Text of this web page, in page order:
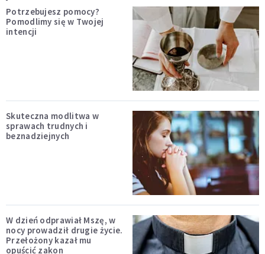
Potrzebujesz pomocy?
Pomodlimy się w Twojej
intencji
Skuteczna modlitwa w
sprawach trudnych i
beznadziejnych
W dzień odprawiał Mszę, w
nocy prowadził drugie życie.
Przełożony kazał mu
opuścić zakon